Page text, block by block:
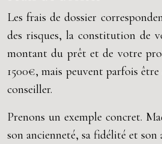
Les frais de dossier
des risques, la constitution de
montant du prêt et de votre
1500€, mais peuvent parfois
conseiller.
Prenons un exemple concret.
son ancienneté, sa fidélité et